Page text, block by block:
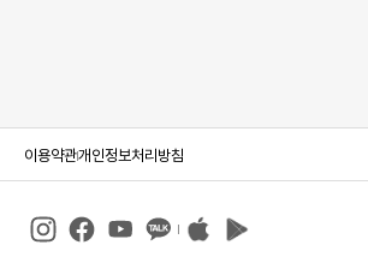
이용약관개인정보처리방침